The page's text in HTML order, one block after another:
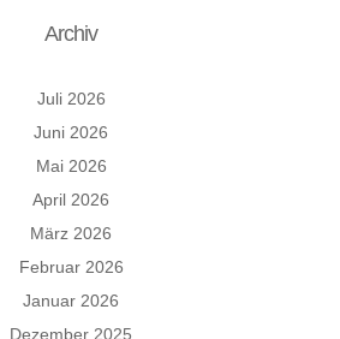
Archiv
Juli 2026
Juni 2026
Mai 2026
April 2026
März 2026
Februar 2026
Januar 2026
Dezember 2025